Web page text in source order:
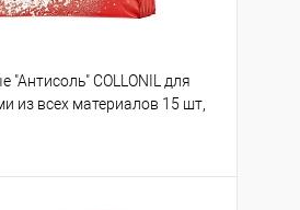
COLLONIL для
из всех материалов 15 шт,